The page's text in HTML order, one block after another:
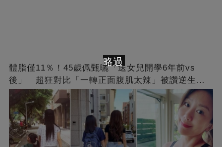
體脂僅11％！45歲佩甄曬「送女兒開學6年前vs
後」 超狂對比「一轉正面腹肌太辣」被讚逆生
長：媽媽變姊姊❤
略過